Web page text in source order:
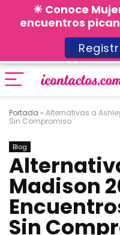
Portada » Alternativas a
Sin Compromiso
Blog
Madison
Sin
☀ Conoce
encuentros